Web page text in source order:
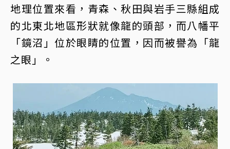
地理位置來看，青森、秋田與岩手三縣組成
的北東北地區形狀就像龍的頭部，而八幡平
「鏡沼」位於眼睛的位置，因而被譽為「龍
之眼」。